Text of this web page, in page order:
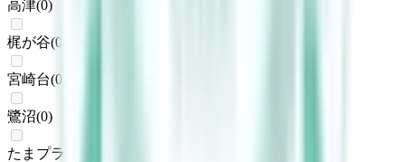
高津(0)
梶が谷(0
宮崎台(0
鷺沼(0)
たまプラーザ